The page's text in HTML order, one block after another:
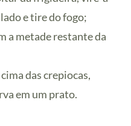
e tire do fogo;
a metade restante da
das crepiocas,
em um prato.